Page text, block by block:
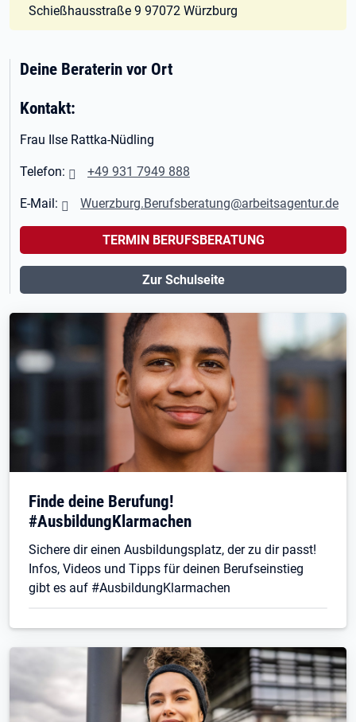
Schießhausstraße 9 97072 Würzburg
Deine Beraterin vor Ort
Kontakt:
Frau Ilse Rattka-Nüdling
Telefon: +49 931 7949 888
E-Mail: Wuerzburg.Berufsberatung@arbeitsagentur.de
TERMIN BERUFSBERATUNG
Zur Schulseite
Finde deine Berufung!
#AusbildungKlarmachen
Sichere dir einen Ausbildungsplatz, der zu dir passt!
Infos, Videos und Tipps für deinen Berufseinstieg
gibt es auf #AusbildungKlarmachen